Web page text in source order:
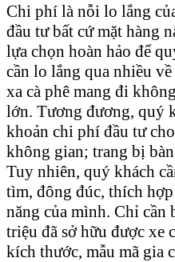
Chi phí là nỗi lo lắng
đầu tư bất cứ mặt hàng
lựa chọn hoàn hảo để
cần lo lắng qua nhiều
xa cà phê mang đi
lớn. Tương đương, quý
khoản chi phí đầu tư
không gian; trang bị
Tuy nhiên, quý khách
tìm, đông đúc, thích
năng của mình. Chỉ cần
triệu đã sở hữu được xe
kích thước, mẫu mã gia